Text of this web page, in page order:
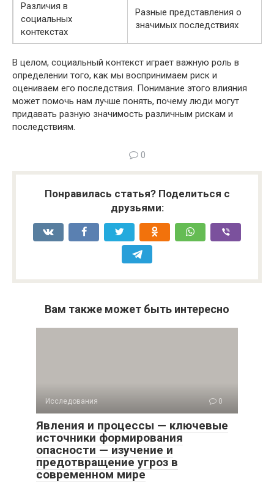
Различия в
социальных
контекстах
Разные представления о
значимых последствиях
В целом, социальный контекст играет важную роль в
определении того, как мы воспринимаем риск и
оцениваем его последствия. Понимание этого влияния
может помочь нам лучше понять, почему люди могут
придавать разную значимость различным рискам и
последствиям.
0
Понравилась статья? Поделиться с
друзьями:
Вам также может быть интересно
Исследования 0
Явления и процессы — ключевые
источники формирования
опасности — изучение и
предотвращение угроз в
современном мире